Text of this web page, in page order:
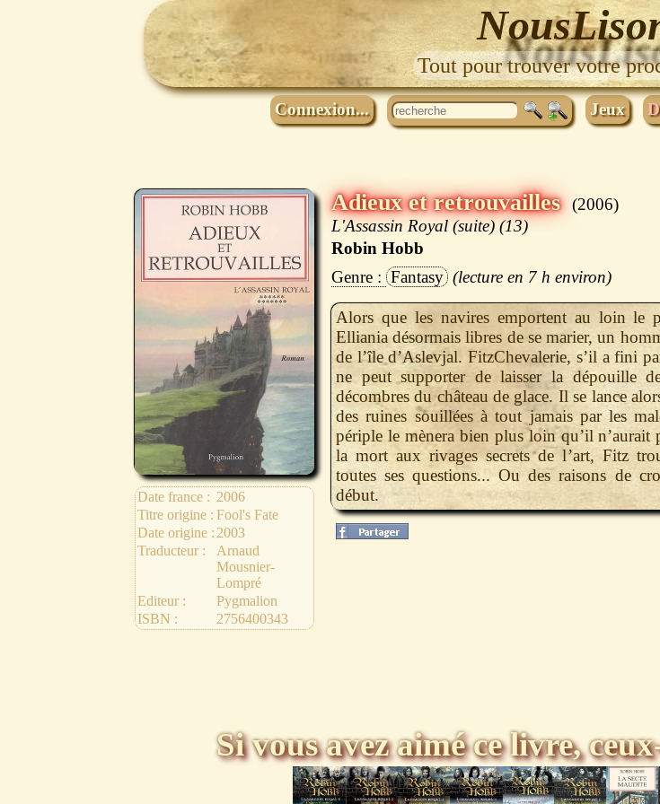
Tout pour trouver votre
Connexion... Jeux
Date france : 2006
Titre origine : Fool's Fate
Date origine : 2003
Traducteur :
Arnaud
Mousnier-
Lompré
Editeur :
Pygmalion
ISBN :
2756400343
Adieux et retrouvailles
2006
L'Assassin Royal (suite) (13)
Robin Hobb
Fantasy
7 h
Alors que les navires emportent au loin le
Elliania désormais libres de se marier, un
de l’île d’Aslevjal. FitzChevalerie, s’il a fini
ne peut supporter de laisser la dépouille
décombres du château de glace. Il se lance
des ruines souillées à tout jamais par les
périple le mènera bien plus loin qu’il n’aurait
la mort aux rivages secrets de l’art, Fitz
toutes ses questions... Ou des raisons de
début.
Si vous avez aimé ce livre,